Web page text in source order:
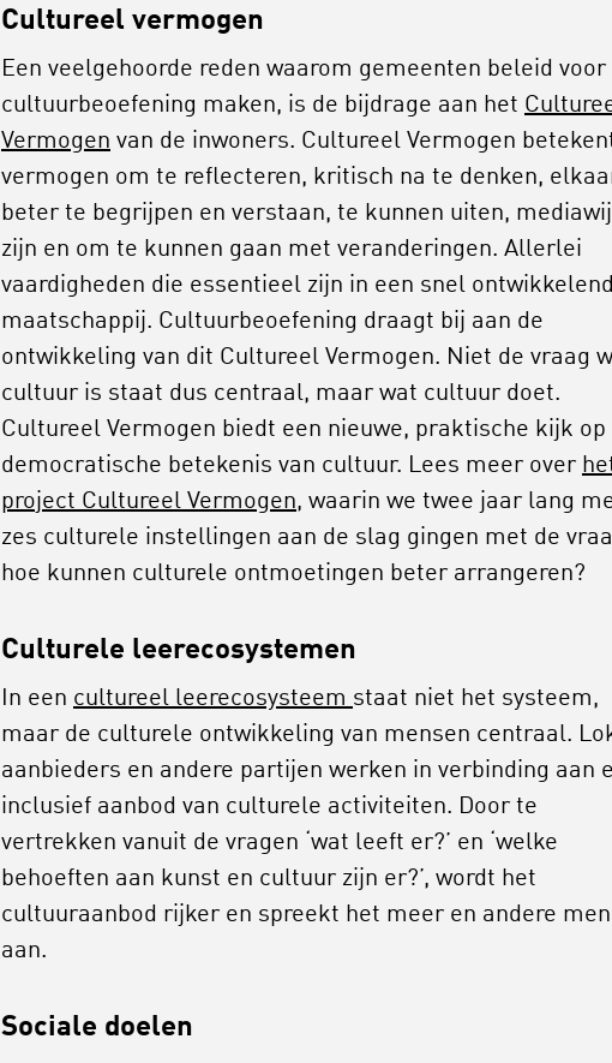
Cultureel vermogen
Een veelgehoorde reden waarom gemeenten beleid voor
cultuurbeoefening maken, is de bijdrage aan het
Vermogen van de inwoners. Cultureel Vermogen
vermogen om te reflecteren, kritisch na te denken,
beter te begrijpen en verstaan, te kunnen uiten,
zijn en om te kunnen gaan met veranderingen. Allerlei
vaardigheden die essentieel zijn in een snel
maatschappij. Cultuurbeoefening draagt bij aan de
ontwikkeling van dit Cultureel Vermogen. Niet de vraag
cultuur is staat dus centraal, maar wat cultuur doet.
Cultureel Vermogen biedt een nieuwe, praktische kijk op
democratische betekenis van cultuur. Lees meer over
project Cultureel Vermogen, waarin we twee jaar lang
zes culturele instellingen aan de slag gingen met de
hoe kunnen culturele ontmoetingen beter arrangeren?
Culturele leerecosystemen
In een cultureel leerecosysteem staat niet het systeem,
maar de culturele ontwikkeling van mensen centraal.
aanbieders en andere partijen werken in verbinding aan
inclusief aanbod van culturele activiteiten. Door te
vertrekken vanuit de vragen ‘wat leeft er?’ en ‘welke
behoeften aan kunst en cultuur zijn er?’, wordt het
cultuuraanbod rijker en spreekt het meer en andere
aan.
Sociale doelen